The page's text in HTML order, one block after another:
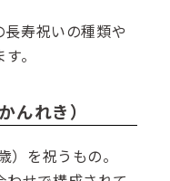
寿祝いの種類や
。
んれき）
を祝うもの。